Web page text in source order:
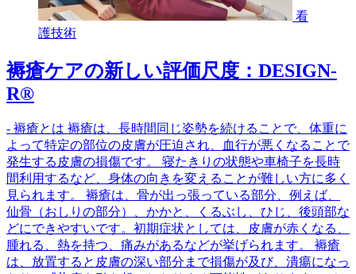
看
護技術
褥瘡ケアの新しい評価尺度：DESIGN-
R®
- 褥瘡とは 褥瘡は、長時間同じ姿勢を続けることで、体重に
よって特定の部位の皮膚が圧迫され、血行が悪くなることで
発生する皮膚の損傷です。 寝たきりの状態や車椅子を長時
間利用するなど、身体の向きを変えることが難しい方に多く
見られます。 褥瘡は、骨が出っ張っている部分、例えば、
仙骨（おしりの部分）、かかと、くるぶし、ひじ、後頭部な
どにできやすいです。初期症状としては、皮膚が赤くなる、
腫れる、熱を持つ、痛みがあるなどが挙げられます。 褥瘡
は、放置すると皮膚の深い部分まで損傷が及び、潰瘍になっ